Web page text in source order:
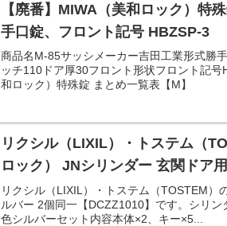
【廃番】MIWA（美和ロック）特
手口錠、フロント記号 HBZSP-3
商品名M-85サッシメーカー吉田工業形式勝
ッチ110ドア厚30フロント形状フロント記
和ロック）特殊錠 まとめ一覧表【M】
リクシル（LIXIL）・トステム（
ロック） JNシリンダー 玄関ドア
リクシル（LIXIL）・トステム（TOSTEM）
ルバー 2個同一【DCZZ1010】です。シリ
色シルバーセット内容本体×2、キー×5...